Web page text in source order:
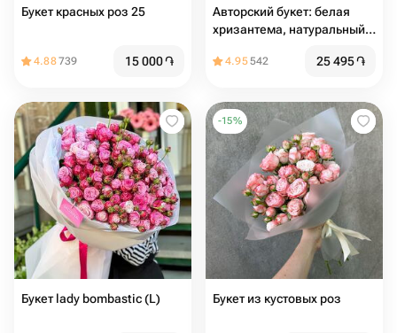
Букет красных роз 25
4.88739 15 000֏
Авторский букет: белая
хризантема, натуральный
4.95542 25 495֏
Букет lady bombastic (L)
-15%
Букет из кустовых роз